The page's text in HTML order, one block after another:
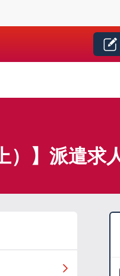
）】派遣求